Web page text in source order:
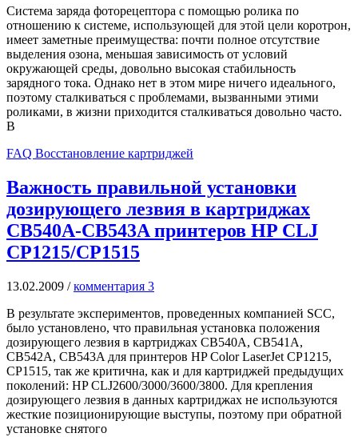
Система заряда фоторецептора с помощью ролика по
отношению к системе, использующей для этой цели коротрон,
имеет заметные преимущества: почти полное отсутствие
выделения озона, меньшая зависимость от условий
окружающей среды, довольно высокая стабильность
зарядного тока. Однако нет в этом мире ничего идеального,
поэтому сталкиваться с проблемами, вызванными этими
роликами, в жизни приходится сталкиваться довольно часто.
В
FAQ Восстановление картриджей
Важность правильной установки
дозирующего лезвия в картриджах
CB540A-CB543A принтеров HP CLJ
CP1215/CP1515
13.02.2009 /комментария 3
В результате экспериментов, проведенных компанией SCC,
было установлено, что правильная установка положения
дозирующего лезвия в картриджах CB540A, CB541A,
CB542A, CB543A для принтеров HP Color LaserJet CP1215,
CP1515, так же критична, как и для картриджей предыдущих
поколений: HP CLJ2600/3000/3600/3800. Для крепления
дозирующего лезвия в данных картриджах не используются
жесткие позиционирующие выступы, поэтому при обратной
установке снятого